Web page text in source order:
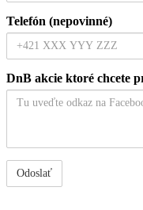
Telefón (nepovinné)
DnB akcie ktoré chcete